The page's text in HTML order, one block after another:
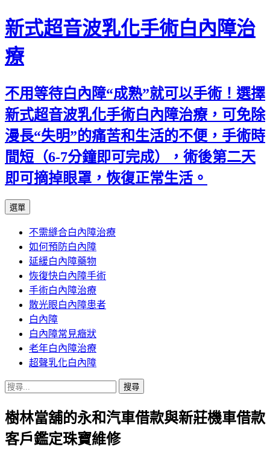
新式超音波乳化手術白內障治
療
不用等待白內障“成熟”就可以手術！選擇
新式超音波乳化手術白內障治療，可免除
漫長“失明”的痛苦和生活的不便，手術時
間短（6-7分鐘即可完成），術後第二天
即可摘掉眼罩，恢復正常生活。
選單
主
要
內
容
不需縫合白內障治療
如何預防白內障
延緩白內障藥物
恢復快白內障手術
手術白內障治療
散光眼白內障患者
白內障
白內障常見癥狀
老年白內障治療
超聲乳化白內障
搜
關
鍵
字:
樹林當舖的永和汽車借款與新莊機車借款
客戶鑑定珠寶維修